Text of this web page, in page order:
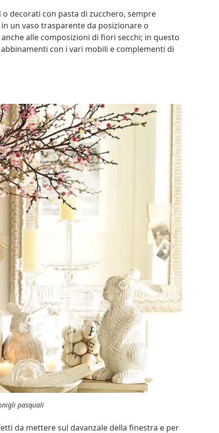
decorati con pasta di zucchero, sempre
un vaso trasparente da posizionare o
alle composizioni di fiori secchi; in questo
con i vari mobili e complementi di
pasquali
da mettere sul davanzale della finestra e per